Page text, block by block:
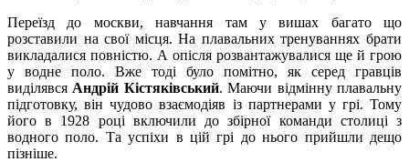
Переїзд до москви, навчання там у вишах багато що
розставили на свої місця. На плавальних тренуваннях брати
викладалися повністю. А опісля розвантажувалися ще й грою
у водне поло. Вже тоді було помітно, як серед гравців
виділявся Андрій Кістяківський. Маючи відмінну плавальну
підготовку, він чудово взаємодіяв із партнерами у грі. Тому
його в 1928 році включили до збірної команди столиці з
водного поло. Та успіхи в цій грі до нього прийшли дещо
пізніше.